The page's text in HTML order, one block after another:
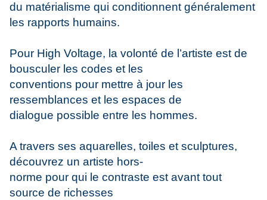
du matérialisme qui conditionnent généralement
les rapports humains.
Pour High Voltage, la volonté de l’artiste est de
bousculer les codes et les
conventions pour mettre à jour les
ressemblances et les espaces de
dialogue possible entre les hommes.
A travers ses aquarelles, toiles et sculptures,
découvrez un artiste hors-
norme pour qui le contraste est avant tout
source de richesses